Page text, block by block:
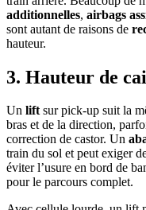
additionnelles, airbags
sont autant de raisons de
hauteur.
3. Hauteur de
Un liftsur pick-up suit la
bras et de la direction,
correction de castor. Un
train du sol et peut exiger
éviter l’usure en bord de
pour le parcours complet.